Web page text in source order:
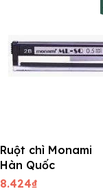
Ruột chì Monami
Hàn Quốc
8.424₫